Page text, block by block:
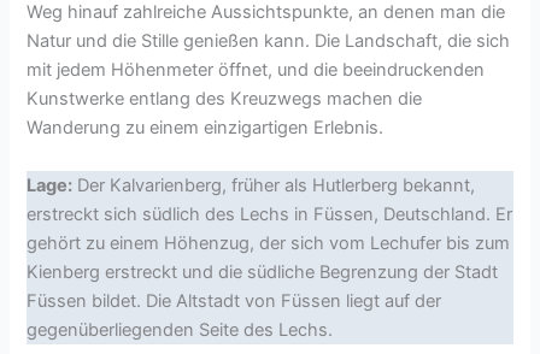
Weg hinauf zahlreiche Aussichtspunkte, an denen man die
Natur und die Stille genießen kann. Die Landschaft, die sich
mit jedem Höhenmeter öffnet, und die beeindruckenden
Kunstwerke entlang des Kreuzwegs machen die
Wanderung zu einem einzigartigen Erlebnis.
Lage: Der Kalvarienberg, früher als Hutlerberg bekannt,
erstreckt sich südlich des Lechs in Füssen, Deutschland. Er
gehört zu einem Höhenzug, der sich vom Lechufer bis zum
Kienberg erstreckt und die südliche Begrenzung der Stadt
Füssen bildet. Die Altstadt von Füssen liegt auf der
gegenüberliegenden Seite des Lechs.